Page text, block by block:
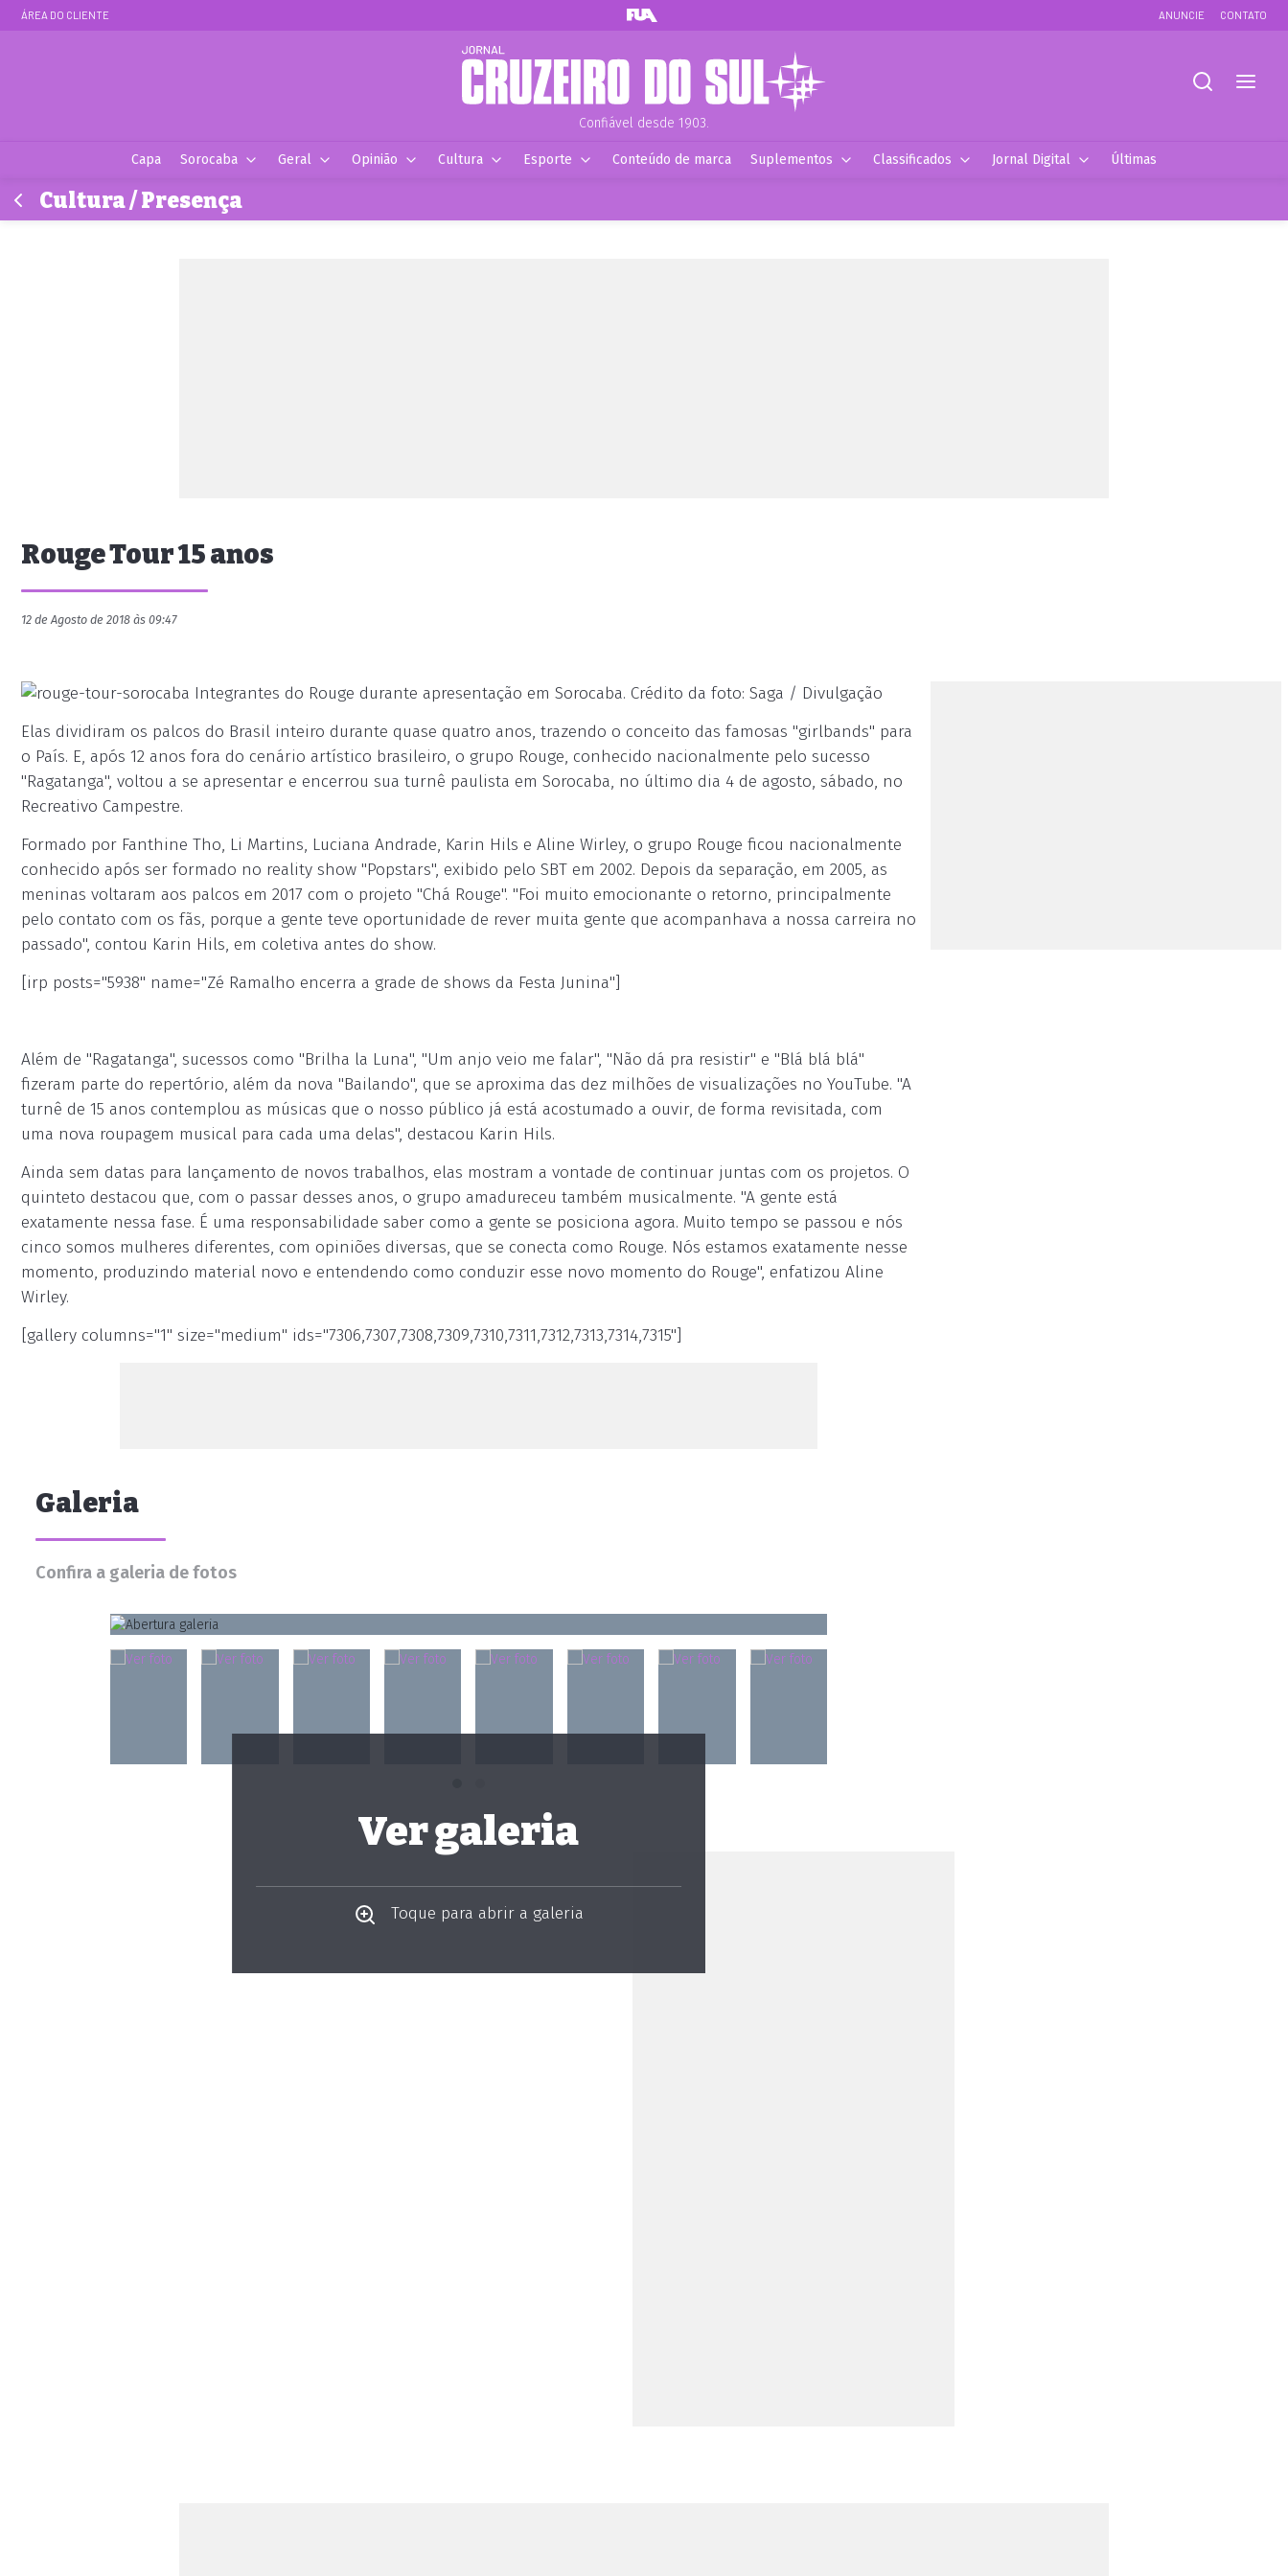
ÁREA DO CLIENTE ANUNCIE CONTATO
Confiável desde 1903.
Capa Sorocaba Geral Opinião Cultura Esporte Conteúdo de marca Suplementos Classificados Jornal Digital Últimas
Cultura / Presença
Rouge Tour 15 anos
12 de Agosto de 2018 às 09:47
Integrantes do Rouge durante apresentação em Sorocaba. Crédito da foto: Saga / Divulgação
Elas dividiram os palcos do Brasil inteiro durante quase quatro anos, trazendo o conceito das famosas "girlbands" para
o País. E, após 12 anos fora do cenário artístico brasileiro, o grupo Rouge, conhecido nacionalmente pelo sucesso
"Ragatanga", voltou a se apresentar e encerrou sua turnê paulista em Sorocaba, no último dia 4 de agosto, sábado, no
Recreativo Campestre.
Formado por Fanthine Tho, Li Martins, Luciana Andrade, Karin Hils e Aline Wirley, o grupo Rouge ficou nacionalmente
conhecido após ser formado no reality show "Popstars", exibido pelo SBT em 2002. Depois da separação, em 2005, as
meninas voltaram aos palcos em 2017 com o projeto "Chá Rouge". "Foi muito emocionante o retorno, principalmente
pelo contato com os fãs, porque a gente teve oportunidade de rever muita gente que acompanhava a nossa carreira no
passado", contou Karin Hils, em coletiva antes do show.
[irp posts="5938" name="Zé Ramalho encerra a grade de shows da Festa Junina"]
Além de "Ragatanga", sucessos como "Brilha la Luna", "Um anjo veio me falar", "Não dá pra resistir" e "Blá blá blá"
fizeram parte do repertório, além da nova "Bailando", que se aproxima das dez milhões de visualizações no YouTube. "A
turnê de 15 anos contemplou as músicas que o nosso público já está acostumado a ouvir, de forma revisitada, com
uma nova roupagem musical para cada uma delas", destacou Karin Hils.
Ainda sem datas para lançamento de novos trabalhos, elas mostram a vontade de continuar juntas com os projetos. O
quinteto destacou que, com o passar desses anos, o grupo amadureceu também musicalmente. "A gente está
exatamente nessa fase. É uma responsabilidade saber como a gente se posiciona agora. Muito tempo se passou e nós
cinco somos mulheres diferentes, com opiniões diversas, que se conecta como Rouge. Nós estamos exatamente nesse
momento, produzindo material novo e entendendo como conduzir esse novo momento do Rouge", enfatizou Aline
Wirley.
[gallery columns="1" size="medium" ids="7306,7307,7308,7309,7310,7311,7312,7313,7314,7315"]
Galeria
Confira a galeria de fotos
Ver galeria
Toque para abrir a galeria